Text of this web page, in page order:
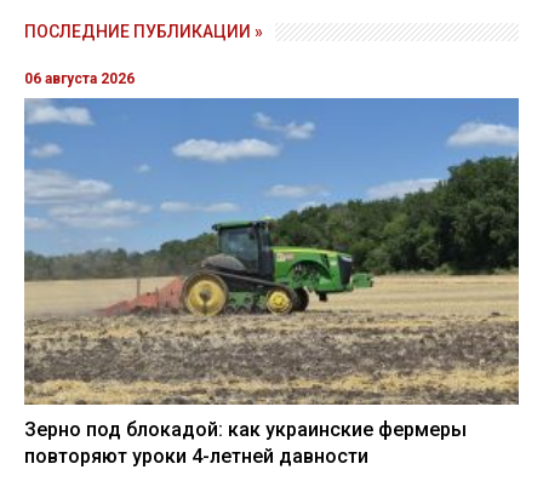
ПОСЛЕДНИЕ ПУБЛИКАЦИИ »
06 августа 2026
Зерно под блокадой: как украинские фермеры
повторяют уроки 4-летней давности